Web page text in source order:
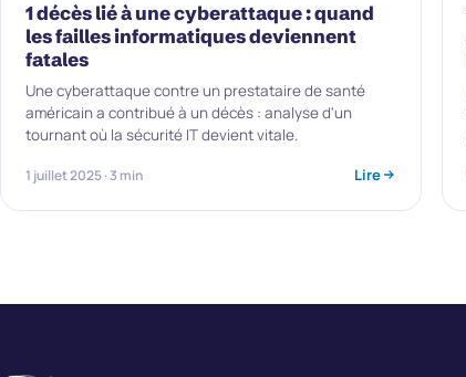
1 décès lié à une cyberattaque : quand
les failles informatiques deviennent
fatales
Une cyberattaque contre un prestataire de santé
américain a contribué à un décès : analyse d'un
tournant où la sécurité IT devient vitale.
1 juillet 2025 · 3 min Lire